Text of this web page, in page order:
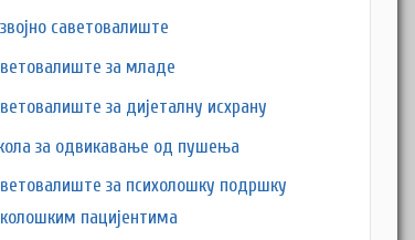
саветовалиште
за младе
за дијеталну исхрану
за одвикавање од пушења
за психолошку подршку
пацијентима